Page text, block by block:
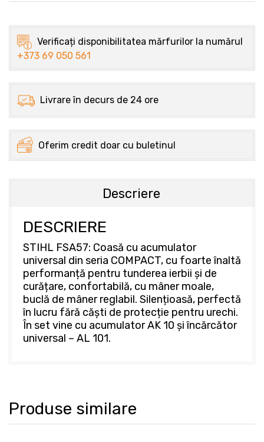
Verificați disponibilitatea mărfurilor la numărul
+373 69 050 561
Livrare în decurs de 24 ore
Oferim credit doar cu buletinul
Descriere
DESCRIERE
STIHL FSA57: Coasă cu acumulator
universal din seria COMPACT, cu foarte înaltă
performanță pentru tunderea ierbii și de
curățare, confortabilă, cu mâner moale,
buclă de mâner reglabil. Silențioasă, perfectă
în lucru fără căști de protecție pentru urechi.
În set vine cu acumulator AK 10 și încărcător
universal – AL 101.
Produse similare